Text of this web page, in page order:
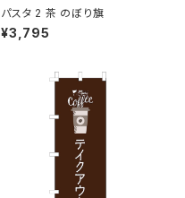
パスタ 2 茶 のぼり旗
¥3,795